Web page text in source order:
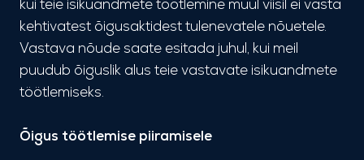
kui teie isikuandmete töötlemine muul viisil ei vasta
kehtivatest õigusaktidest tulenevatele nõuetele.
Vastava nõude saate esitada juhul, kui meil
puudub õiguslik alus teie vastavate isikuandmete
töötlemiseks.
Õigus töötlemise piiramisele